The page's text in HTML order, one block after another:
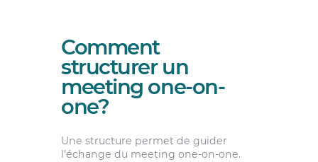
Comment
structurer un
meeting one-on-
one?
Une structure permet de guider
l’échange du meeting one-on-one.